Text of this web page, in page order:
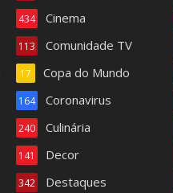
Cinema
434
Comunidade TV
113
Copa do Mundo
17
Coronavirus
164
Culinária
240
Decor
141
Destaques
342